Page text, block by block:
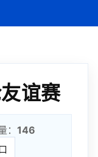
谊赛
： 146